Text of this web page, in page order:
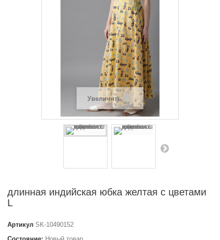
Увеличить
длинная индийская юбка желтая с цветами
L
Артикул SK-10490152